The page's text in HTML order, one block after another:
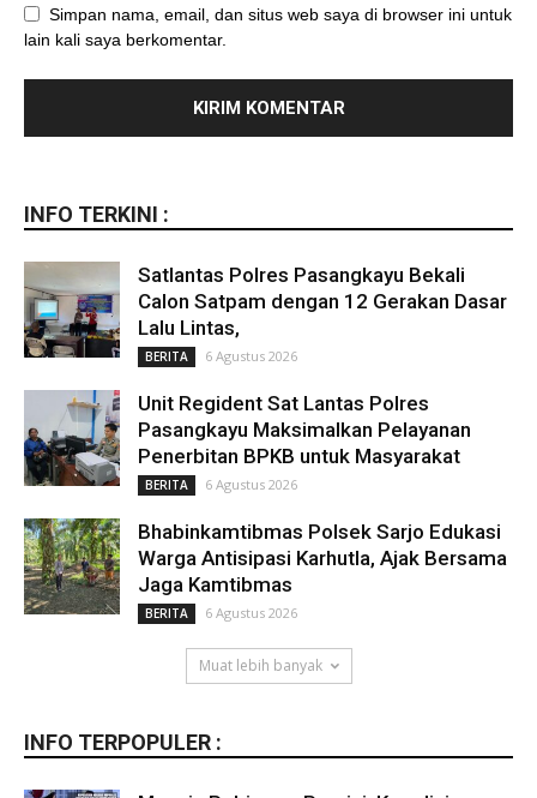
Simpan nama, email, dan situs web saya di browser ini untuk
lain kali saya berkomentar.
INFO TERKINI :
Satlantas Polres Pasangkayu Bekali
Calon Satpam dengan 12 Gerakan Dasar
Lalu Lintas,
BERITA 6 Agustus 2026
Unit Regident Sat Lantas Polres
Pasangkayu Maksimalkan Pelayanan
Penerbitan BPKB untuk Masyarakat
BERITA 6 Agustus 2026
Bhabinkamtibmas Polsek Sarjo Edukasi
Warga Antisipasi Karhutla, Ajak Bersama
Jaga Kamtibmas
BERITA 6 Agustus 2026
Muat lebih banyak
INFO TERPOPULER :